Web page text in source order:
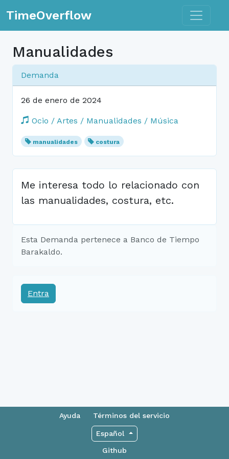
TimeOverflow Toggle
Manualidades
Demanda
26 de enero de 2024
Ocio / Artes / Manualidades / Música
manualidades costura
Me interesa todo lo relacionado con
las manualidades, costura, etc.
Esta Demanda pertenece a Banco de Tiempo
Barakaldo.
Entra
Ayuda Términos del servicio
Español
Github